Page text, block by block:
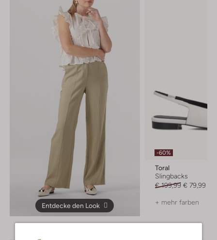
Entdecke den Look
-60%
Toral
Slingbacks
€ 199,99 € 79,99
+ mehr farben